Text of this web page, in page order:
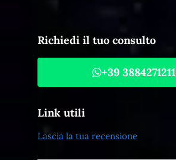
Richiedi il tuo consulto
+39 3884271211
Link utili
Lascia la tua recensione